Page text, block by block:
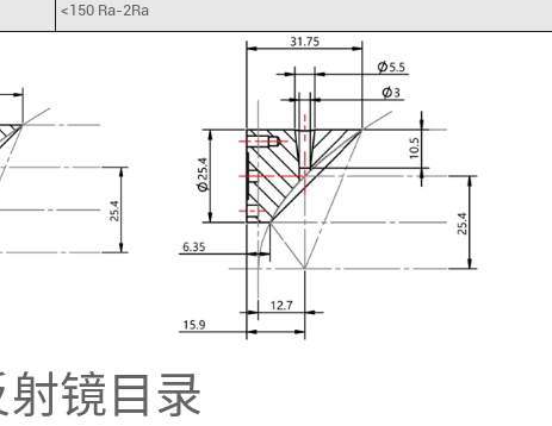
<150 Ra-2Ra
镜目录